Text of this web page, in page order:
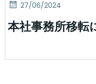
27/06/2024
本社事務所移転